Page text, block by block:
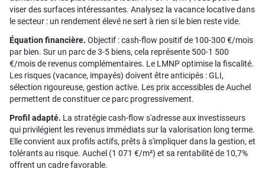
viser des surfaces intéressantes. Analysez la vacance locative dans
le secteur : un rendement élevé ne sert à rien si le bien reste vide.
Équation financière. Objectif : cash-flow positif de 100-300 €/mois
par bien. Sur un parc de 3-5 biens, cela représente 500-1 500
€/mois de revenus complémentaires. Le LMNP optimise la fiscalité.
Les risques (vacance, impayés) doivent être anticipés : GLI,
sélection rigoureuse, gestion active. Les prix accessibles de Auchel
permettent de constituer ce parc progressivement.
Profil adapté. La stratégie cash-flow s'adresse aux investisseurs
qui privilégient les revenus immédiats sur la valorisation long terme.
Elle convient aux profils actifs, prêts à s'impliquer dans la gestion, et
tolérants au risque. Auchel (1 071 €/m²) et sa rentabilité de 10,7%
offrent un cadre favorable.